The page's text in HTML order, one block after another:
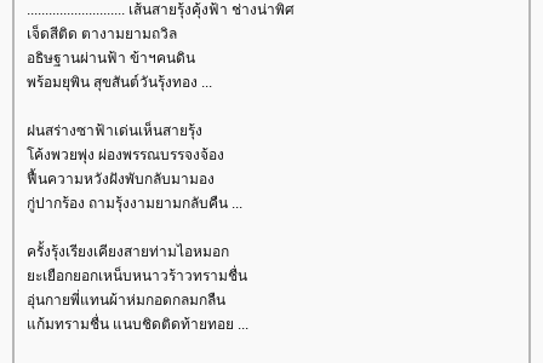
........................... เส้นสายรุ้งคุ้งฟ้า ช่างน่าพิศ
เจ็ดสีติด ตางามยามถวิล
อธิษฐานผ่านฟ้า ข้าฯคนดิน
พร้อมยุพิน สุขสันต์วันรุ้งทอง ...
ฝนสร่างซาฟ้าเด่นเห็นสายรุ้ง
ค้งพวยพุ่ง ผ่องพรรณบรรจงจ้อง
ฟื้นความหวังฝังพับกลับมามอง
กู่ปากร้อง ถามรุ้งงามยามกลับคืน ...
ครั้งรุ้งเรียงเคียงสายท่ามไอหมอก
ะเยือกยอกเหน็บหนาวร้าวทรามชื่น
อุ่นกายพี่แทนผ้าห่มกอดกลมกลืน
ก้มทรามชื่น แนบชิดติดท้ายทอย ...